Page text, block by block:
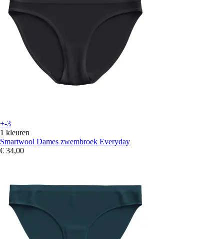
+-3
1 kleuren
Smartwool Dames zwembroek Everyday
€ 34,00